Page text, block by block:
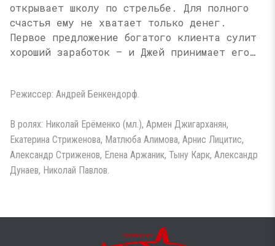
открывает школу по стрельбе. Для полного
счастья ему не хватает только денег.
Первое предложение богатого клиента сулит
хороший заработок — и Джей принимает его…
Режиссер: Андрей Бенкендорф.
В ролях: Николай Ерёменко (мл.), Армен Джигарханян,
Екатерина Стриженова, Матлюба Алимова, Арнис Лицитис,
Александр Стриженов, Елена Аржаник, Тыну Карк, Александр
Дунаев, Николай Павлов.